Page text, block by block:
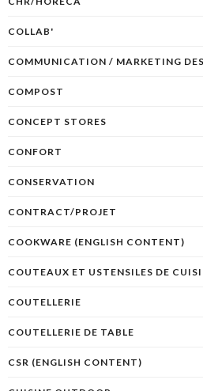
COLLAB'
COMMUNICATION / MARKETING
COMPOST
CONCEPT STORES
CONFORT
CONSERVATION
CONTRACT/PROJET
COOKWARE (ENGLISH CONTENT)
COUTEAUX ET USTENSILES DE
COUTELLERIE
COUTELLERIE DE TABLE
CSR (ENGLISH CONTENT)